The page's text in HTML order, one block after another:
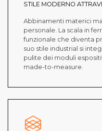
STILE MODERNO
Abbinamenti materici
personale. La scala in
funzionale che diventa
suo stile industrial si
pulite dei moduli
made-to-measure.